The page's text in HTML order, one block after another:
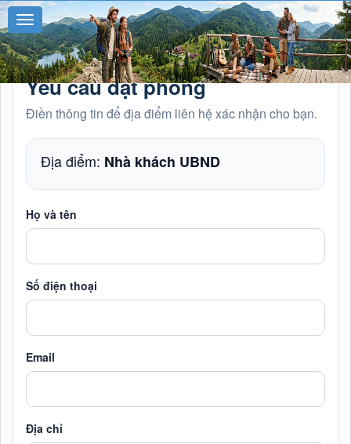
Yêu cầu đặt phòng
Điền thông tin để địa điểm liên hệ xác nhận cho bạn.
Địa điểm: Nhà khách UBND
Họ và tên
Số điện thoại
Email
Địa chỉ